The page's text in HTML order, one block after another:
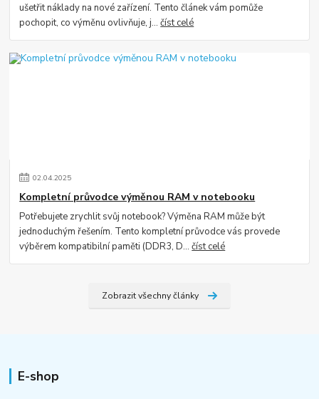
ušetřit náklady na nové zařízení. Tento článek vám pomůže
pochopit, co výměnu ovlivňuje, j...číst celé
02.04.2025
Kompletní průvodce výměnou RAM v notebooku
Potřebujete zrychlit svůj notebook? Výměna RAM může být
jednoduchým řešením. Tento kompletní průvodce vás provede
výběrem kompatibilní paměti (DDR3, D...číst celé
Zobrazit všechny články
E-shop